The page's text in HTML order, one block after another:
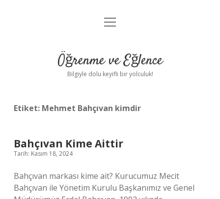
Anasayfa
Yasal Uyarı
menüyü
Öğrenme ve Eğlence
Bilgiyle dolu keyifli bir yolculuk!
Etiket: Mehmet Bahçıvan kimdir
Bahçıvan Kime Aittir
Tarih: Kasım 18, 2024
Bahçıvan markası kime ait? Kurucumuz Mecit
Bahçıvan ile Yönetim Kurulu Başkanımız ve Genel